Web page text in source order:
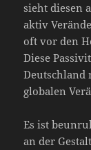
sieht diesen
aktiv
oft vor den
Diese
Deutschland
globalen
Es ist
an der